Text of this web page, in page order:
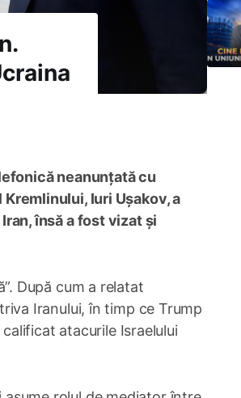
neanunțată cu
Iuri Ușakov, a
însă a fost vizat și
După cum a relatat
Iranului, în timp ce Trump
atacurile Israelului